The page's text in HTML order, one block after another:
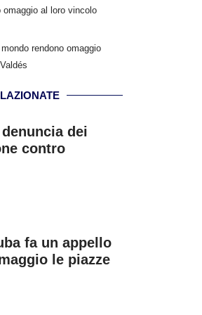
omaggio al loro vincolo
rendono omaggio
dei
contro
fa un appello
le piazze